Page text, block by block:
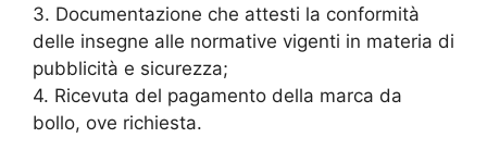
3. Documentazione che attesti la conformità
delle insegne alle normative vigenti in materia di
pubblicità e sicurezza;
4. Ricevuta del pagamento della marca da
bollo, ove richiesta.